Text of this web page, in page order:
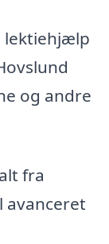
lektiehjælp
og andre
fra